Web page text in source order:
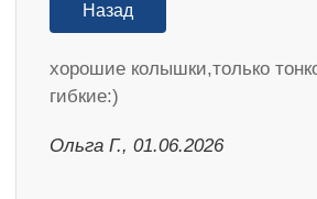
Назад
хорошие колышки,только
гибкие:)
Ольга Г., 01.06.2026